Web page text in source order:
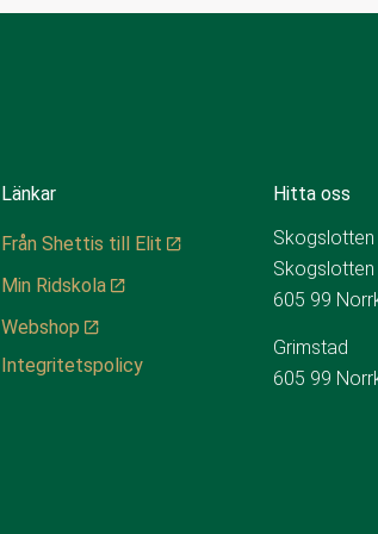
Länkar
Från Shettis till Elit
Min Ridskola
Webshop
Integritetspolicy
Hitta oss
Skogslotten
Skogslotten
605 99
Grimstad
605 99